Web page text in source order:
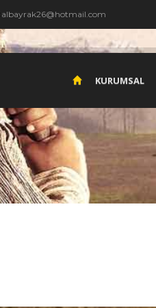
albayrak26@hotmail.com
KURUMSAL